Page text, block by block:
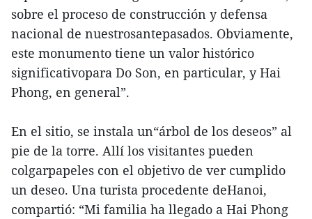
sobre el proceso de construcción y defensa
nacional de nuestrosantepasados. Obviamente,
este monumento tiene un valor histórico
significativopara Do Son, en particular, y Hai
Phong, en general”.
En el sitio, se instala un“árbol de los deseos” al
pie de la torre. Allí los visitantes pueden
colgarpapeles con el objetivo de ver cumplido
un deseo. Una turista procedente deHanoi,
compartió: “Mi familia ha llegado a Hai Phong